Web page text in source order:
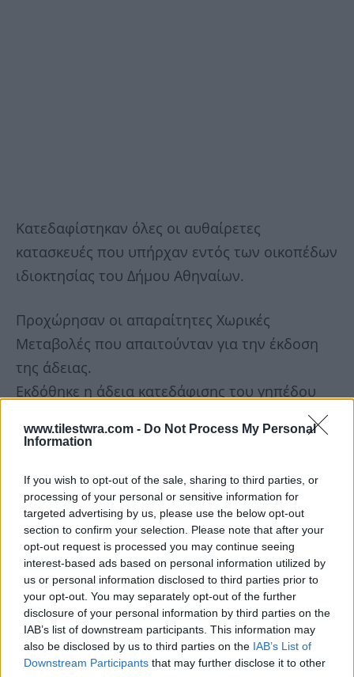
www.tilestwra.com - Do Not Process My Personal
Information
If you wish to opt-out of the sale, sharing to third parties, or
processing of your personal or sensitive information for
targeted advertising by us, please use the below opt-out
section to confirm your selection. Please note that after your
opt-out request is processed you may continue seeing
interest-based ads based on personal information utilized by
us or personal information disclosed to third parties prior to
your opt-out. You may separately opt-out of the further
disclosure of your personal information by third parties on the
IAB’s list of downstream participants. This information may
also be disclosed by us to third parties on the IAB’s List of
Downstream Participants that may further disclose it to other
Κατεδαφίστηκαν όλες οι αυθαίρετες
κατασκευές που υπήρχαν εντός των οικοπέδων
ιδιοκτησίας του Δήμου Αθηναίων.
Προχώρησαν οι απαραίτητες Χωρικές
Μεταβολές που απαιτούνταν για την έκδοση
της άδειας.
Εκδόθηκε η άδεια κατεδάφισης του γηπέδου
έκδοση της άδειας του νέου γηπέδου.
κείμενη νομοθεσία και τις επιταγές του Π.Δ.
που διέπει τη Διπλή Ανάπλαση έχει διάρκεια 20
χρόνια και θα παραμείνει ανενεργή μέχρι την
ολοκλήρωση της κατασκευής και του νέου
γηπέδου στο Βοτανικό αλλά και των αθλητικών
εγκαταστάσεων του Ερασιτέχνη Παναθηναϊκού.
Υλοποιήθηκαν οι υψομετρικές μελέτες οδών οι
οποίες και εγκρίθηκαν από το αρμόδιο